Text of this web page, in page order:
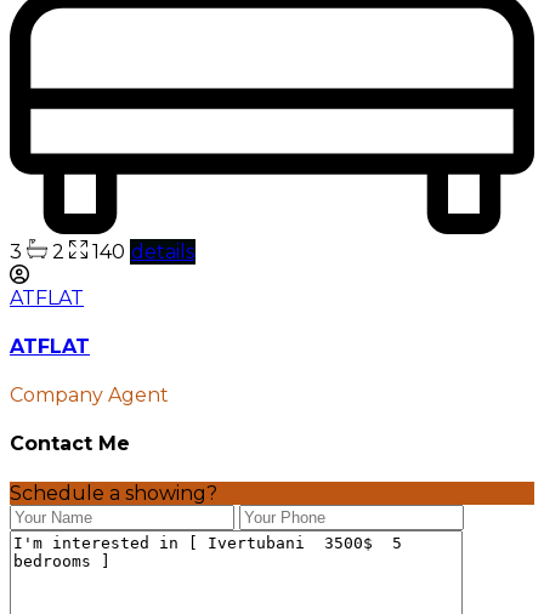
3 2 140 details
ATFLAT
ATFLAT
Company Agent
Contact Me
Schedule a showing?